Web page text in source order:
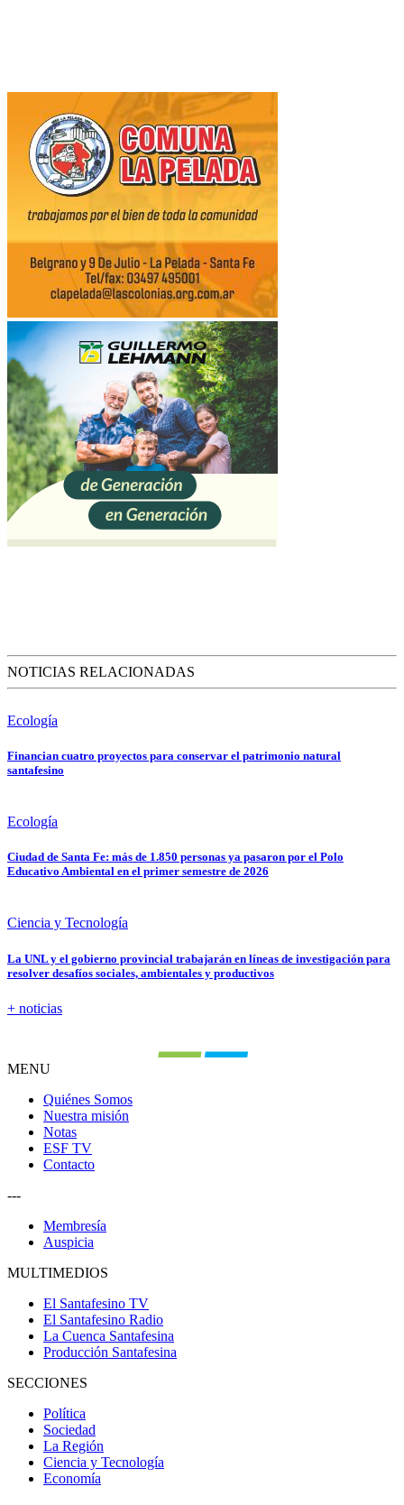
NOTICIAS RELACIONADAS
Ecología
Financian cuatro proyectos para conservar el patrimonio natural
santafesino
Ecología
Ciudad de Santa Fe: más de 1.850 personas ya pasaron por el Polo
Educativo Ambiental en el primer semestre de 2026
Ciencia y Tecnología
La UNL y el gobierno provincial trabajarán en líneas de investigación para
resolver desafíos sociales, ambientales y productivos
+ noticias
MENU
Quiénes Somos
Nuestra misión
Notas
ESF TV
Contacto
---
Membresía
Auspicia
MULTIMEDIOS
El Santafesino TV
El Santafesino Radio
La Cuenca Santafesina
Producción Santafesina
SECCIONES
Política
Sociedad
La Región
Ciencia y Tecnología
Economía